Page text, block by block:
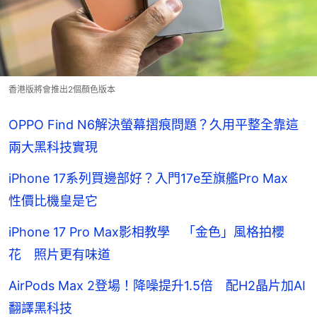
香港版將會推出2個顏色版本
OPPO Find N6解決螢幕摺痕問題？久用平整全靠這
兩大黑科技實現
iPhone 17系列買邊部好？入門17e至旗艦Pro Max
性價比機皇是它
iPhone 17 Pro Max影相教學 「金色」風格拍櫻
花 照片更有味道
AirPods Max 2登場！降噪提升1.5倍 配H2晶片加AI
翻譯黑科技